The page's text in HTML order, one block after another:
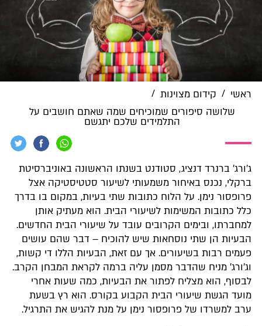
ראשי / קידום מצוינות /
שלושה סיפורים שמוכיחים שמה שאתם חושבים על
התלמידים שלכם יתגשם
ג'ורג' ברנרד דנציג, סטודנט בשנתו הראשונה באוניברסיטת
ברקלי, נכנס באיחור משמעותי לשיעור סטטיסטיקה אצל
פרופסור נימן. על הלוח כתובות שתי בעיות, במקום בו בדרך
כלל כתובות המשימות לשיעורי הבית. הוא מעתיק אותן
למחברתו, ובימים הקרובים עובד על שיעורי הבית החדשים.
הבעיות הן שתי נוסחאות שיש להוכיח – דבר שהם עושים
פעמים רבות בשיעורים. אך עם זאת, הבעיות הללו די קשות,
וג'ורג' מניח שהדבר מסמן עליה ברמה לקראת המבחן הקרב.
לבסוף, הוא מצליח לפתור את הבעיות, כמה שעות אחרי
מועד הגשת שיעורי הבית הקבוע בקורס. הוא רץ בשעת
ערב למשרדו של פרופסור נימן על מנת להגיש את התרגיל.